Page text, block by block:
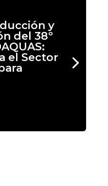
y
del 38º
el Sector